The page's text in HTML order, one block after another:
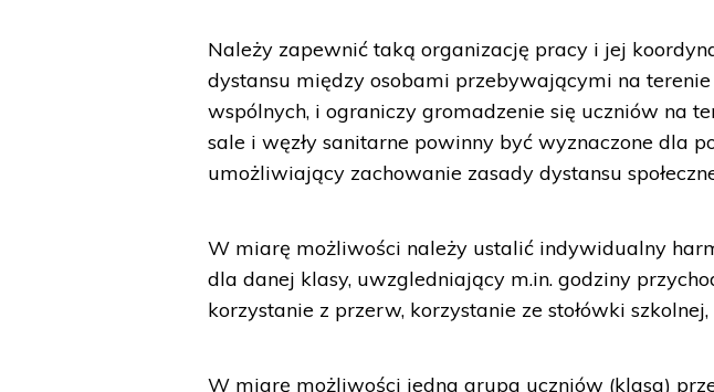
Należy zapewnić taką organizację pracy i jej
dystansu między osobami przebywającymi na terenie
wspólnych, i ograniczy gromadzenie się uczniów na
sale i węzły sanitarne powinny być wyznaczone dla
umożliwiający zachowanie zasady dystansu
W miarę możliwości należy ustalić indywidualny
dla danej klasy, uwzgledniający m.in. godziny
korzystanie z przerw, korzystanie ze stołówki
W miarę możliwości jedna grupa uczniów (klasa)